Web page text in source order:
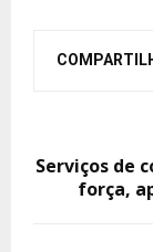
Serviços de
força,